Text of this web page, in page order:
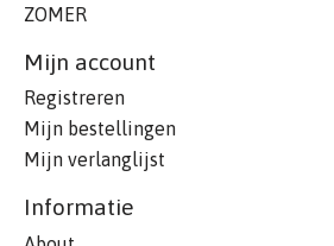
ZOMER
Mijn account
Registreren
Mijn bestellingen
Mijn verlanglijst
Informatie